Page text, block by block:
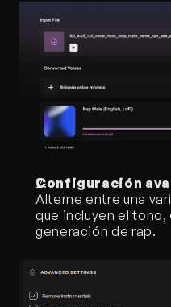
Configuración
Alterne entre una
que incluyen el tono,
generación de rap.